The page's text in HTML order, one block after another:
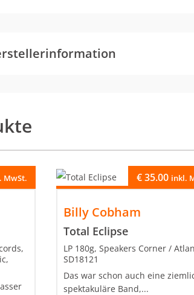
MwSt.
Billy Cobham
Total Eclipse
€35.00 inkl.
LP 180g, Speakers Corner /
SD18121
Das war schon auch eine
spektakuläre Band,...